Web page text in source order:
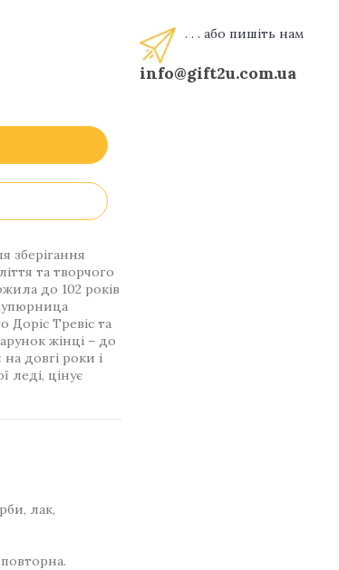
. . . або пишіть нам
info@gift2u.com.ua
зберігання
та творчого
до 102 років
Доріс Тревіс та
жінці – до
довгі роки і
леді, цінує
лак,